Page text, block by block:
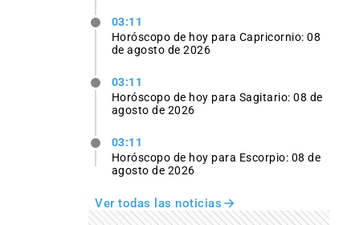
03:11
Horóscopo de hoy para Capricornio: 08
de agosto de 2026
03:11
Horóscopo de hoy para Sagitario: 08 de
agosto de 2026
03:11
Horóscopo de hoy para Escorpio: 08 de
agosto de 2026
Ver todas las noticias